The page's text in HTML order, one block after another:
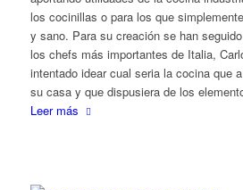
los cocinillas o para los que
y sano. Para su creación se han
los chefs más importantes de Italia,
intentado idear cual seria la cocina que
su casa y que dispusiera de los
Leer más